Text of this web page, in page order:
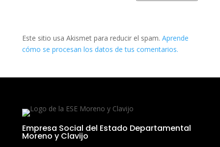
Este sitio usa Akismet para reducir el spam. Aprende
cómo se procesan los datos de tus comentarios.
Empresa Social del Estado Departamental
Moreno y Clavijo